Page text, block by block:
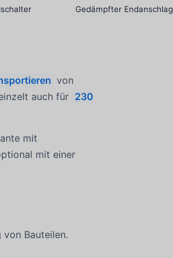
Gedämpfter Endanschlag
von
auch für 230
mit
mit einer
Bauteilen.